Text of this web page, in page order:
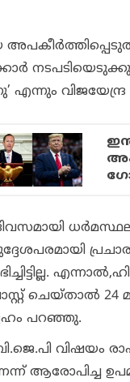
എന്നും
ദിവസമായി
ചെയ്താല്‍
പറഞ്ഞു.
വിഷയം
ആരോപിച്ച